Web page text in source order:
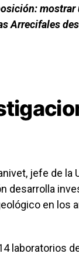
Arrecifales
jefe de la
desarrolla
en los
laboratorios